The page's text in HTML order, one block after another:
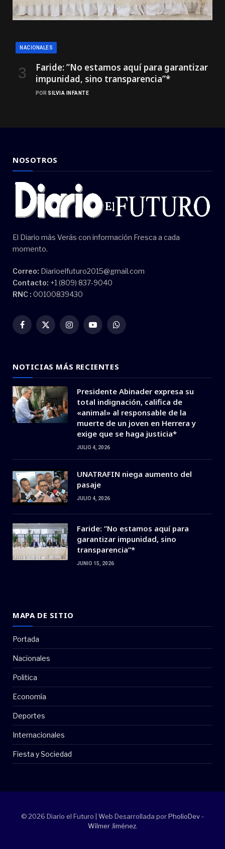
NACIONALES
Faride: ”No estamos aquí para garantizar
impunidad, sino transparencia”*
POR SILVIA INFANTE
NOSOTROS
El Diario más Verás con información Fresca a cada
momento.
Correo: Diarioelfuturo2015@gmail.com
Contacto: +1 (809) 837-9040
RNC : 00100839430
Facebook
X
InstagramYouTubeWhatsApp
NOTICIAS MÁS RECIENTES
Presidente Abinader expresa su
total indignación, califica de
«animal» al responsable de la
muerte de un joven en Herrera y
exige que se haga justicia*
JULIO 4, 2026
UNATRAFIN niega aumento del
pasaje
JULIO 4, 2026
Faride: ”No estamos aquí para
garantizar impunidad, sino
transparencia”*
JUNIO 15, 2026
MAPA DE SITIO
Portada
Nacionales
Politica
Economía
Deportes
Internacionales
Fiesta y Sociedad
© 2026 Diario el Futuro | Web Desarrollada porPholioDev -
Wilmer Jiménez.